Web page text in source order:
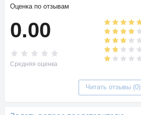
Оценка по отзывам
0.00
Средняя оценка
Читать отзывы (0)